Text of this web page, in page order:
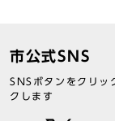
市公式SNS
SNSボタンをクリッ
クします